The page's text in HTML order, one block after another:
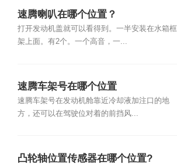
速腾喇叭在哪个位置？
打开发动机盖就可以看得到。一半安装在水箱框
架上面。有2个。一个高音，一...
速腾车架号在哪个位置
速腾车架号在发动机舱靠近冷却液加注口的地
方，还可以在驾驶位对着的前挡风...
凸轮轴位置传感器在哪个位置?